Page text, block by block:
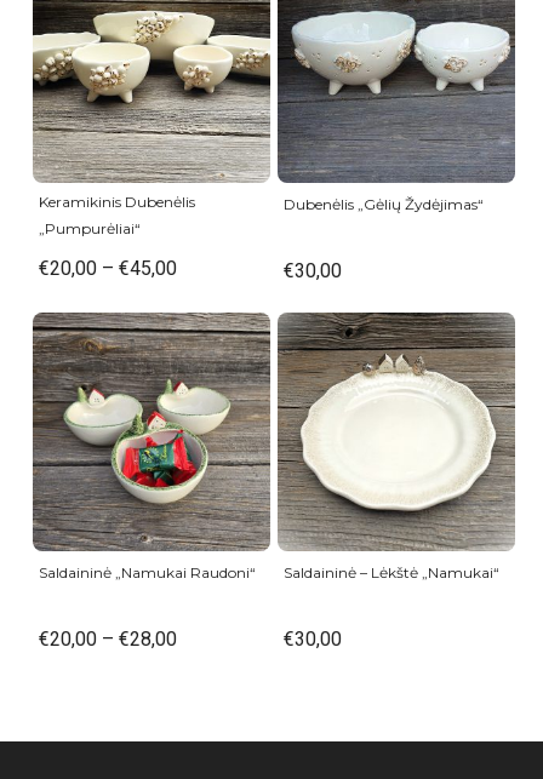
Keramikinis Dubenėlis
„Pumpurėliai“
€20,00– €45,00
Dubenėlis „Gėlių Žydėjimas“
€30,00
Saldaininė „Namukai Raudoni“
€20,00– €28,00
Saldaininė – Lėkštė „Namukai“
€30,00